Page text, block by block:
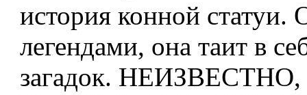
история конной статуи.
легендами, она таит в
загадок.